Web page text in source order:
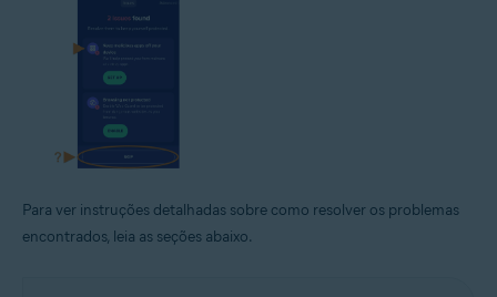
Para ver instruções detalhadas sobre como resolver os problemas
encontrados, leia as seções abaixo.